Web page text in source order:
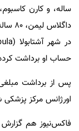
حساب او برداشت
اورژانس مرکز پزشکی
فاکس‌نیوز هم گزارش